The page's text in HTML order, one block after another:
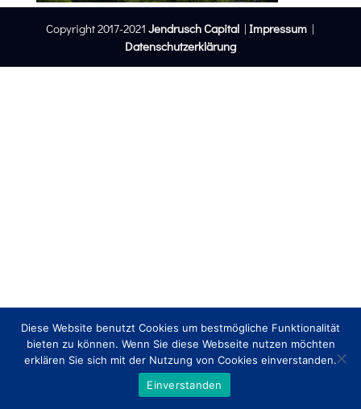
Copyright 2017-2021 Jendrusch Capital |Impressum |
Datenschutzerklärung
Diese Website benutzt Cookies um bestmögliche Funktionalität
bieten zu können. Wenn Sie diese Webseite nutzen möchten
erklären Sie sich mit der Nutzung von Cookies einverstanden.
Einverstanden